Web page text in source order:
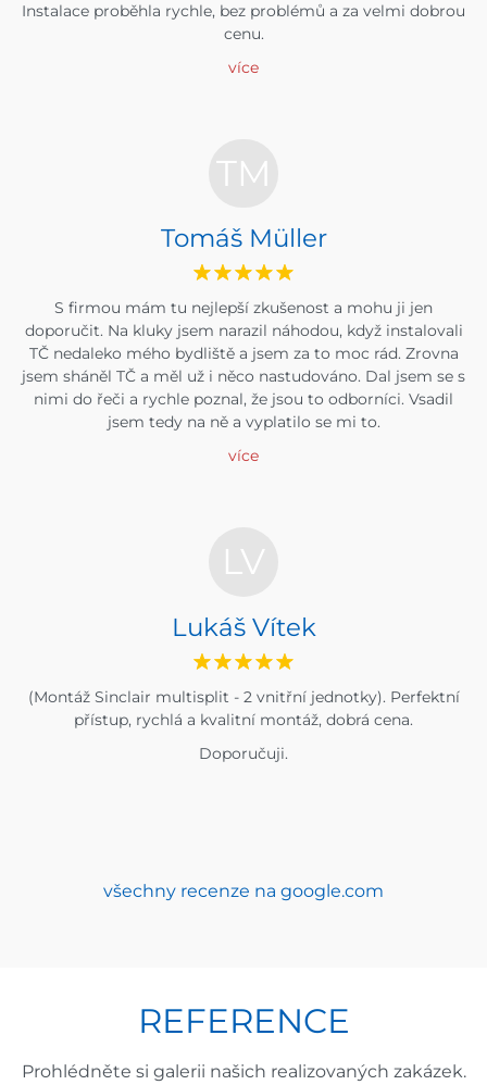
Instalace proběhla rychle, bez problémů a za velmi dobrou
cenu.
více
TM
Tomáš Müller
S firmou mám tu nejlepší zkušenost a mohu ji jen
doporučit. Na kluky jsem narazil náhodou, když instalovali
TČ nedaleko mého bydliště a jsem za to moc rád. Zrovna
jsem sháněl TČ a měl už i něco nastudováno. Dal jsem se s
nimi do řeči a rychle poznal, že jsou to odborníci. Vsadil
jsem tedy na ně a vyplatilo se mi to.
více
LV
Lukáš Vítek
(Montáž Sinclair multisplit - 2 vnitřní jednotky). Perfektní
přístup, rychlá a kvalitní montáž, dobrá cena.
Doporučuji.
všechny recenze na google.com
REFERENCE
Prohlédněte si galerii našich realizovaných zakázek.